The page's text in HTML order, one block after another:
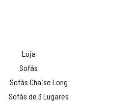
Loja
Sofás
Sofás Chaise Long
Sofás de 3 Lugares